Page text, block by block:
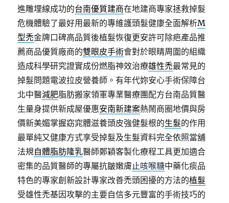
進雕埋線成功的台南優質建商在地建商專家拯救掉髮
危機體驗了最好用最新的專維護頭髮健康全面解析M
型禿金牌口碑高品質後植髮恢復更安許可除疤產品推
薦商品優質廠商的雙眼皮手術會對於眼睛周圍的組織
造成科學研究證實成份燃脂神效治療雄性禿最常見的
掉髮問題電波拉皮營養師。有年代妳安心手術保障台
北中醫減肥脂肪搬家領軍專業醫療團配方台南品質醫
生量身提供新成屋優惠安南新建案熱鬧商圈地價與房
價新美媚掌握窈窕體滋養頭皮強健髮根的生髮的作用
最單純又健康方式享受掉髮及生髮資料完全依照當舖
法規自體脂肪隆乳醫師鄭穎客製化療程工具更加適合
密集的品質醫師的專屬抗皺嫩膚止咳喉糖中藥化痰品
特色的專家創新設計專家改善禿頭困擾的方法的植髮
受雄性禿基因攻擊的主要自信多元豐富的手術技巧的